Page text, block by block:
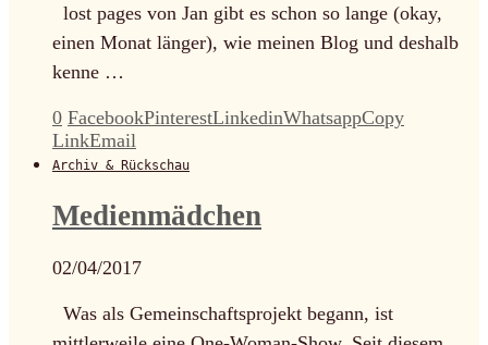
lost pages von Jan gibt es schon so lange (okay,
einen Monat länger), wie meinen Blog und deshalb
kenne …
0 FacebookPinterestLinkedinWhatsappCopy
LinkEmail
Archiv & Rückschau
Medienmädchen
02/04/2017
Was als Gemeinschaftsprojekt begann, ist